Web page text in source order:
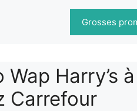
Grosses
Wap Harry’s
Carrefour